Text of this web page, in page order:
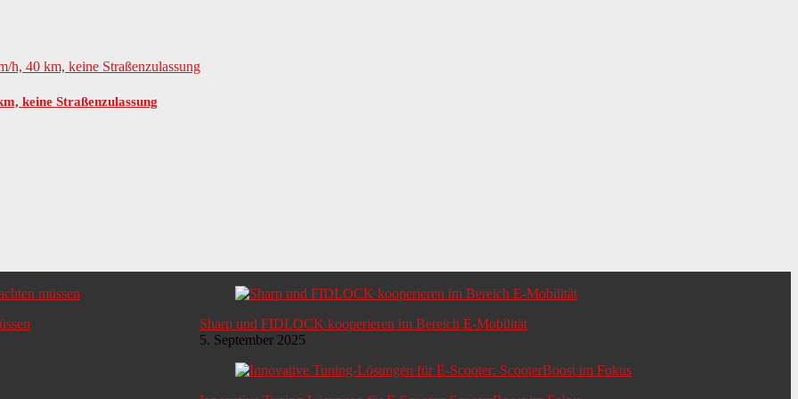
keine Straßenzulassung
Sharp und FIDLOCK kooperieren im Bereich E-Mobilität
5. September 2025